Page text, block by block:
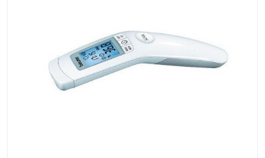
Kişisel Bakım ve Sağlık
Medikal Teksil